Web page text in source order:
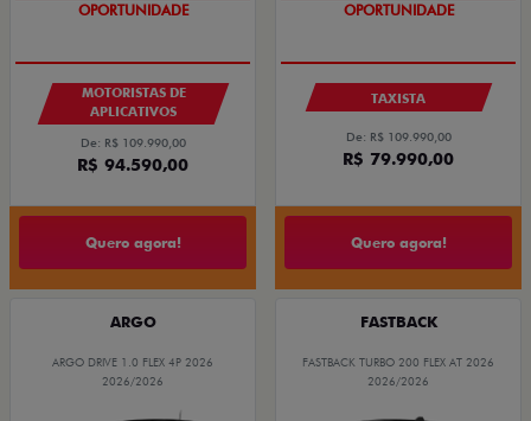
OPORTUNIDADE
MOTORISTAS DE
APLICATIVOS
De: R$ 109.990,00
R$ 94.590,00
Quero agora!
OPORTUNIDADE
TAXISTA
De: R$ 109.990,00
R$ 79.990,00
Quero agora!
ARGO
ARGO DRIVE 1.0 FLEX 4P 2026
2026/2026
FASTBACK
FASTBACK TURBO 200 FLEX AT 2026
2026/2026